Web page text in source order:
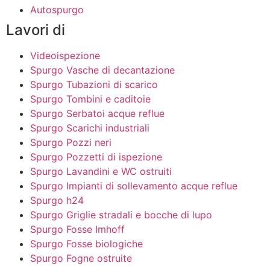
Autospurgo
Lavori di
Videoispezione
Spurgo Vasche di decantazione
Spurgo Tubazioni di scarico
Spurgo Tombini e caditoie
Spurgo Serbatoi acque reflue
Spurgo Scarichi industriali
Spurgo Pozzi neri
Spurgo Pozzetti di ispezione
Spurgo Lavandini e WC ostruiti
Spurgo Impianti di sollevamento acque reflue
Spurgo h24
Spurgo Griglie stradali e bocche di lupo
Spurgo Fosse Imhoff
Spurgo Fosse biologiche
Spurgo Fogne ostruite